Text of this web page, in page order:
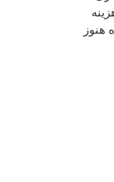
پروژه هنوز